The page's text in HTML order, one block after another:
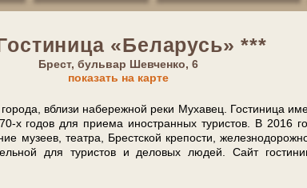
«Бе­ла­русь» ***
Брест, буль­вар Шев­чен­ко, 6
показать на кар­те
вбли­зи на­бе­реж­ной ре­ки Му­ха­вец. Го­сти­ни­ца
х го­дов для при­е­ма ино­стран­ных ту­ри­стов. В 2016
му­зеев, те­ат­ра, Брест­ской кре­по­сти,
для ту­ри­стов и деловых лю­дей. Сайт